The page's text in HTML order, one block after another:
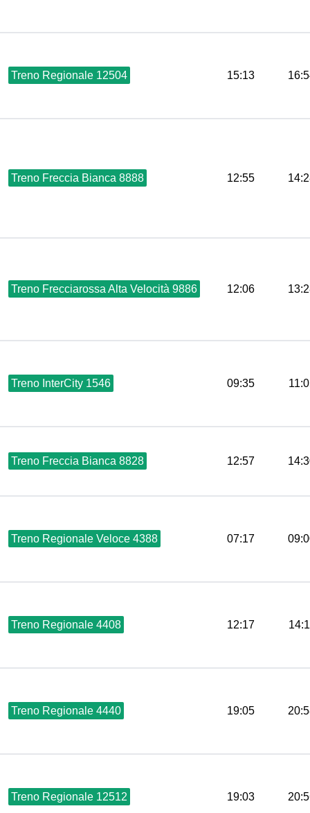
Treno Regionale 12504 15:13
Treno Freccia Bianca 8888 12:55
Treno Frecciarossa Alta Velocità 9886 12:06
Treno InterCity 1546 09:35
Treno Freccia Bianca 8828 12:57
Treno Regionale Veloce 4388 07:17
Treno Regionale 4408 12:17
Treno Regionale 4440 19:05
Treno Regionale 12512 19:03